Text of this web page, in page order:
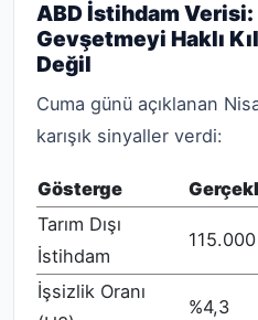
ABD İstihdam
Gevşetmeyi Haklı
Değil
Cuma günü açıklanan
karışık sinyaller verdi:
Gösterge
Tarım Dışı
İstihdam
115.000
İşsizlik Oranı
%4,3